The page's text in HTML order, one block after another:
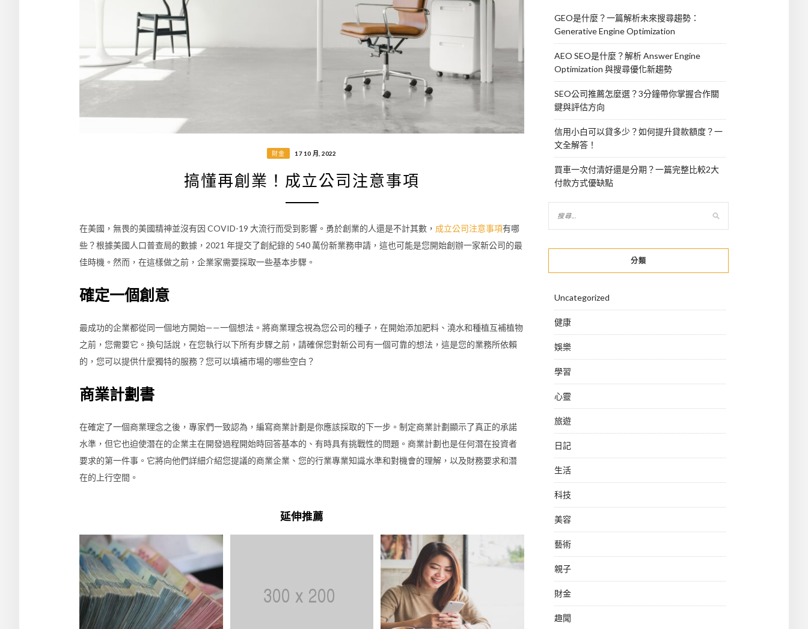
財金 17 10 月, 2022
搞懂再創業！成立公司注意事項
在美國，無畏的美國精神並沒有因 COVID-19 大流行而受到影響。勇於創業的人還是不計其數， 成立公司注意事項有哪
些？根據美國人口普查局的數據，2021 年提交了創紀錄的 540 萬份新業務申請，這也可能是您開始創辦一家新公司的最
佳時機。然而，在這樣做之前，企業家需要採取一些基本步驟。
確定一個創意
最成功的企業都從同一個地方開始——一個想法。將商業理念視為您公司的種子，在開始添加肥料、澆水和種植互補植物
之前，您需要它。換句話說，在您執行以下所有步驟之前，請確保您對新公司有一個可靠的想法，這是您的業務所依賴
的，您可以提供什麼獨特的服務？您可以填補市場的哪些空白？
商業計劃書
在確定了一個商業理念之後，專家們一致認為，編寫商業計劃是你應該採取的下一步。制定商業計劃顯示了真正的承諾
水準，但它也迫使潛在的企業主在開發過程開始時回答基本的、有時具有挑戰性的問題。商業計劃也是任何潛在投資者
要求的第一件事。它將向他們詳細介紹您提議的商業企業、您的行業專業知識水準和對機會的理解，以及財務要求和潛
在的上行空間。
延伸推薦
GEO是什麼？一篇解析未來搜尋趨勢：
Generative Engine Optimization
AEO SEO是什麼？解析 Answer Engine
Optimization 與搜尋優化新趨勢
SEO公司推薦怎麼選？3分鐘帶你掌握合作關
鍵與評估方向
信用小白可以貸多少？如何提升貸款額度？一
文全解答！
買車一次付清好還是分期？一篇完整比較2大
付款方式優缺點
分類
Uncategorized
健康
娛樂
學習
心靈
旅遊
日記
生活
科技
美容
藝術
親子
財金
趣聞